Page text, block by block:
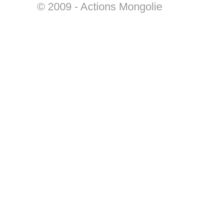
© 2009 -Actions Mongolie